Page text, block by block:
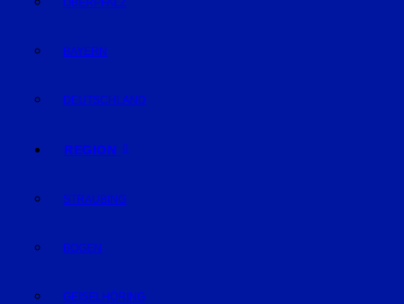
OBERPFALZ
BAYERN
DEUTSCHLAND
REGION
STRAUBING
BOGEN
GEISELHÖRING